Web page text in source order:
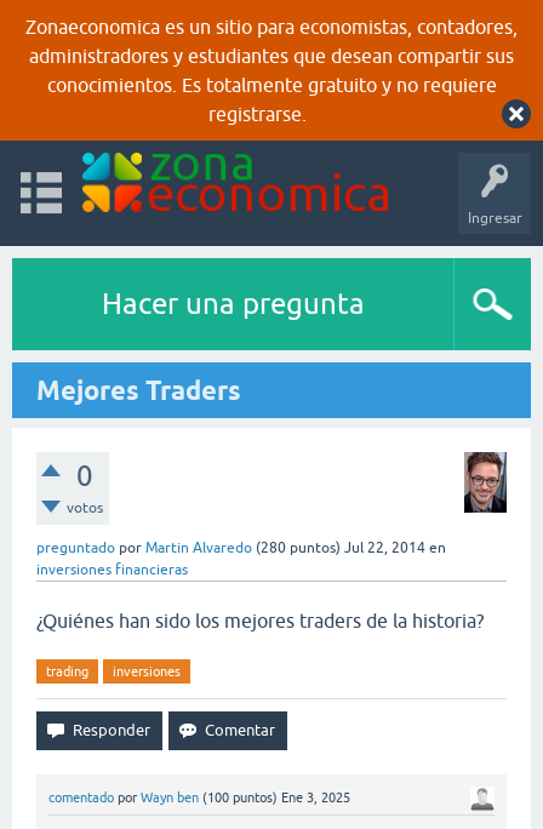
Zonaeconomica es un sitio para economistas, contadores,
administradores y estudiantes que desean compartir sus
conocimientos. Es totalmente gratuito y no requiere
registrarse.
Ingresar
Hacer una pregunta
Mejores Traders
0
votos
preguntado por Martin Alvaredo (280 puntos) Jul 22, 2014 en
inversiones financieras
¿Quiénes han sido los mejores traders de la historia?
trading inversiones
comentado por Wayn ben (100 puntos) Ene 3, 2025